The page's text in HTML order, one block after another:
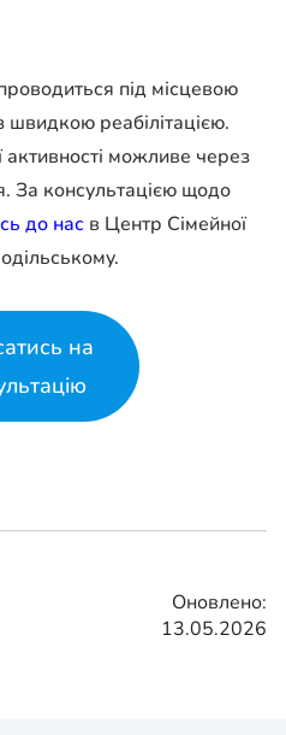
під місцевою
швидкою реабілітацією.
можливе через
За консультацією щодо
до нас в Центр Сімейної
на
Оновлено:
13.05.2026